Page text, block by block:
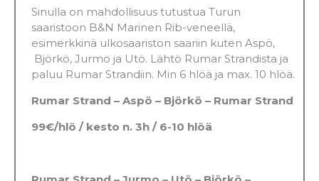
Sinulla on mahdollisuus tutustua Turun
saaristoon B&N Marinen Rib-veneellä,
esimerkkinä ulkosaariston saariin kuten Aspö,
Björkö, Jurmo ja Utö. Lähtö Rumar Strandista ja
paluu Rumar Strandiin. Min 6 hlöä ja max. 10 hlöä.
Rumar Strand – Aspö – Björkö – Rumar Strand
99€/hlö / kesto n. 3h / 6-10 hlöä